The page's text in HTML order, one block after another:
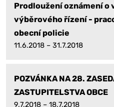
Prodloužení oznámení o
výběrového řízení -
obecní policie
11.6.2018 – 31.7.2018
POZVÁNKA NA 28.
ZASTUPITELSTVA OBCE
9.7.2018 – 18.7.2018